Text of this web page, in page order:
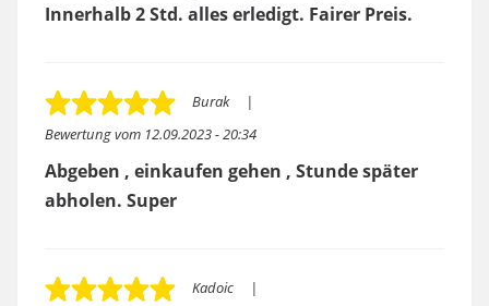
Innerhalb 2 Std. alles erledigt. Fairer Preis.
Bewertung vom 12.09.2023 - 20:34
Burak
Abgeben , einkaufen gehen , Stunde später
abholen. Super
Kadoic